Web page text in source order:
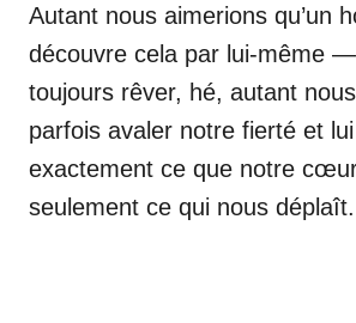
Autant nous aimerions qu’un
découvre cela par lui-même
toujours rêver, hé, autant
parfois avaler notre fierté et
exactement ce que notre
seulement ce qui nous déplaît.